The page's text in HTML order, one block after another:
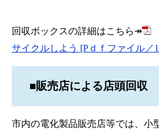
回収ボックスの詳細はこちら↠
サイクルしよう [Pｄｆファイル／
■販売店による店頭回収
市内の電化製品販売店等では、小